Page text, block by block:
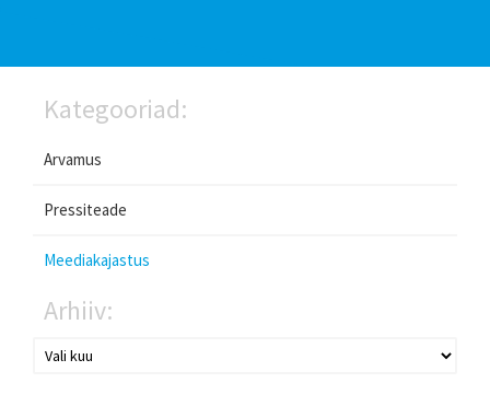
Kategooriad:
Arvamus
Pressiteade
Meediakajastus
Arhiiv: